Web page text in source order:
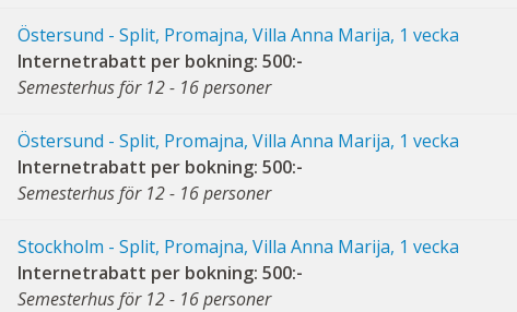
Östersund - Split, Promajna, Villa Anna Marija, 1 vecka
Internetrabatt per bokning: 500:-
Semesterhus för 12 - 16 personer
Östersund - Split, Promajna, Villa Anna Marija, 1 vecka
Internetrabatt per bokning: 500:-
Semesterhus för 12 - 16 personer
Stockholm - Split, Promajna, Villa Anna Marija, 1 vecka
Internetrabatt per bokning: 500:-
Semesterhus för 12 - 16 personer